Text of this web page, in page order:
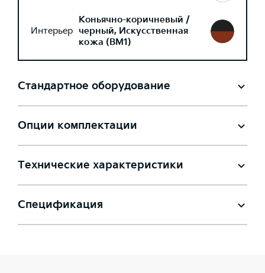
Интерьер
Коньячно-коричневый /
черный, Искусственная
кожа (BM1)
Стандартное оборудование
Опции комплектации
Технические характеристики
Спецификация